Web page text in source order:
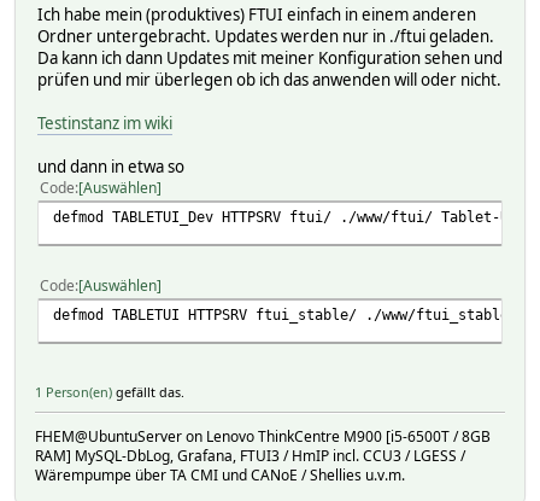
Ich habe mein (produktives) FTUI einfach in einem anderen
Ordner untergebracht. Updates werden nur in ./ftui geladen.
Da kann ich dann Updates mit meiner Konfiguration sehen und
prüfen und mir überlegen ob ich das anwenden will oder nicht.
Testinstanz im wiki
und dann in etwa so
Code Auswählen
defmod TABLETUI_Dev HTTPSRV ftui/ ./www/ftui/ Tablet-UI-
Code Auswählen
defmod TABLETUI HTTPSRV ftui_stable/ ./www/ftui_stable/
1 Person(en) gefällt das.
FHEM@UbuntuServer on Lenovo ThinkCentre M900 [i5-6500T / 8GB
RAM] MySQL-DbLog, Grafana, FTUI3 / HmIP incl. CCU3 / LGESS /
Wärempumpe über TA CMI und CANoE / Shellies u.v.m.